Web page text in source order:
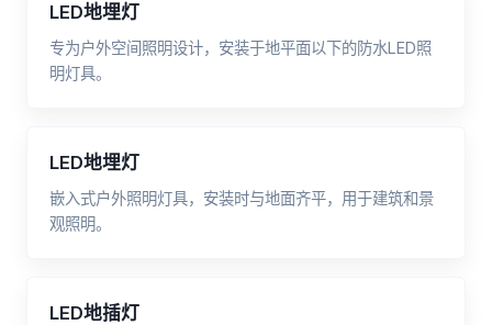
LED地埋灯
专为户外空间照明设计，安装于地平面以下的防水LED照
明灯具。
LED地埋灯
嵌入式户外照明灯具，安装时与地面齐平，用于建筑和景
观照明。
LED地插灯